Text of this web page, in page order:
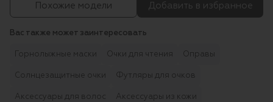
Похожие модели Добавить в избранное
Вас также может заинтересовать
Горнолыжные маски Очки для чтения Оправы
Солнцезащитные очки Футляры для очков
Аксессуары для волос Аксессуары из кожи